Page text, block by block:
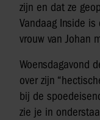
zijn en dat ze
Vandaag Inside
vrouw van Johan
Woensdagavond
over zijn
bij de
zie je in